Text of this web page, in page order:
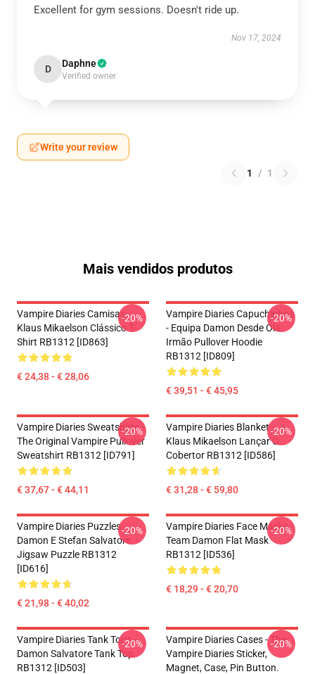
Excellent for gym sessions. Doesn't ride up.
Nov 17, 2024
D Daphne
Verified owner
Write your review
1 / 1
Mais vendidos produtos
Vampire Diaries Camisas-
Klaus Mikaelson Clássico T-
Shirt RB1312 [ID863]
€ 24,38 - € 28,06
-20%
Vampire Diaries Capuchinhos
- Equipa Damon Desde Olá
Irmão Pullover Hoodie
RB1312 [ID809]
€ 39,51 - € 45,95
-20%
Vampire Diaries Sweatshirts -
The Original Vampire Pullover
Sweatshirt RB1312 [ID791]
€ 37,67 - € 44,11
-20%
Vampire Diaries Blanket -
Klaus Mikaelson Lançar O
Cobertor RB1312 [ID586]
€ 31,28 - € 59,80
-20%
Vampire Diaries Puzzles -
Damon E Stefan Salvatore
Jigsaw Puzzle RB1312
[ID616]
€ 21,98 - € 40,02
-20%
Vampire Diaries Face Masks -
Team Damon Flat Mask
RB1312 [ID536]
€ 18,29 - € 20,70
-20%
Vampire Diaries Tank Tops -
Damon Salvatore Tank Top
RB1312 [ID503]
-20%
Vampire Diaries Cases - The
Vampire Diaries Sticker,
Magnet, Case, Pin Button.
-20%